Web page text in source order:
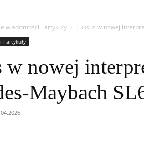
wiadomości i artykuły Luksus w nowej
i artykuły
w nowej
Maybach